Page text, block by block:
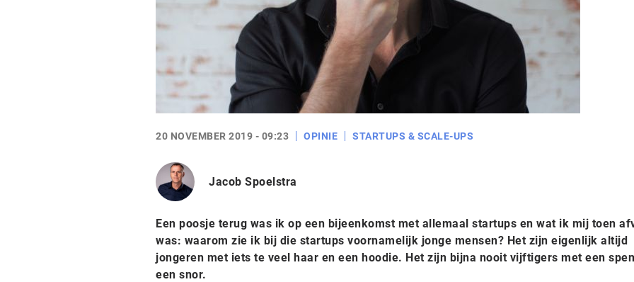
20 NOVEMBER 2019 - 09:23 OPINIE STARTUPS & SCALE-UPS
Jacob Spoelstra
Een poosje terug was ik op een bijeenkomst met allemaal startups en wat ik mij toen
was: waarom zie ik bij die startups voornamelijk jonge mensen? Het zijn eigenlijk altijd
jongeren met iets te veel haar en een hoodie. Het zijn bijna nooit vijftigers met een
een snor.